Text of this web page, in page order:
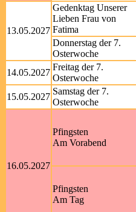
13.05.2027
Gedenktag Unserer
Lieben Frau von
Fatima
Donnerstag der 7.
Osterwoche
14.05.2027
Freitag der 7.
Osterwoche
15.05.2027
Samstag der 7.
Osterwoche
16.05.2027
Pfingsten
Am Vorabend
Pfingsten
Am Tag